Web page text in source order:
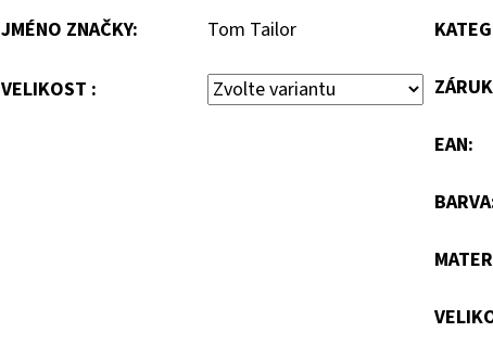
JMÉNO ZNAČKY: Tom Tailor
VELIKOST :
EAN:
BARVA